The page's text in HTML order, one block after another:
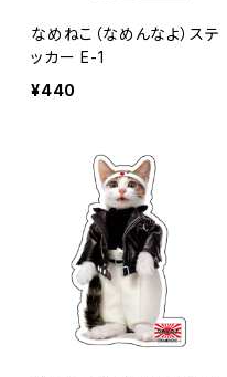
なめねこ（なめんなよ）ステ
ッカー E-1
¥440